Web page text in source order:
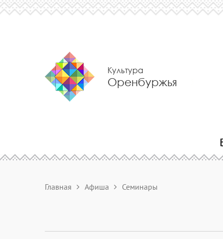
Культура
Оренбуржья
Главная Афиша Семинары